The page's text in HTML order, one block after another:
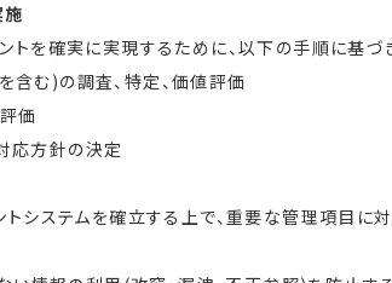
施
トを確実に実現するために、以下の手順に基づ
む)の調査、特定、価値評価
価
応方針の決定
トシステムを確立する上で、重要な管理項目に